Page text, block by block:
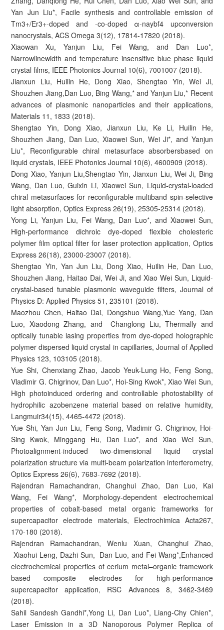
Yan Jun Liu*, Facile synthesis and controllable emission of
Tm3+/Er3+-doped and -co-doped α-naybf4 upconversion
nanocrystals, ACS Omega 3(12), 17814-17820 (2018).
Xiaowan Xu, Yanjun Liu, Fei Wang, and Dan Luo*,
Narrowlinewidth and temperature insensitive blue phase liquid
crystal films, IEEE Photonics Journal 10(6), 7001007 (2018).
Jianxun Liu, Huilin He, Dong Xiao, Shengtao Yin, Wei Ji,
Shouzhen Jiang,Dan Luo, Bing Wang,* and Yanjun Liu,* Recent
advances of plasmonic nanoparticles and their applications,
Materials 11, 1833 (2018).
Shengtao Yin, Dong Xiao, Jianxun Liu, Ke Li, Huilin He,
Shouzhen Jiang, Dan Luo, Xiaowei Sun, Wei Ji*, and Yanjun
Liu*, Reconfigurable chiral metasurface absorbersbased on
liquid crystals, IEEE Photonics Journal 10(6), 4600909 (2018).
Dong Xiao, Yanjun Liu,Shengtao Yin, Jianxun Liu, Wei Ji, Bing
Wang, Dan Luo, Guixin Li, Xiaowei Sun, Liquid-crystal-loaded
chiral metasurfaces for reconfigurable multiband spin-selective
light absorption, Optics Express 26(19), 25305-25314 (2018).
Yong Li, Yanjun Liu, Fei Wang, Dan Luo*, and Xiaowei Sun,
High-performance dichroic dye-doped flexible cholesteric
polymer film optical filter for laser protection application, Optics
Express 26(18), 23000-23007 (2018).
Shengtao Yin, Yan Jun Liu, Dong Xiao, Huilin He, Dan Luo,
Shouzhen Jiang, Haitao Dai, Wei Ji, and Xiao Wei Sun, Liquid-
crystal-based tunable plasmonic waveguide filters, Journal of
Physics D: Applied Physics 51, 235101 (2018).
Maozhou Chen, Haitao Dai, Dongshuo Wang,Yue Yang, Dan
Luo, Xiaodong Zhang, and Changlong Liu, Thermally and
optically tunable lasing properties from dye-doped holographic
polymer dispersed liquid crystal in capillaries, Journal of Applied
Physics 123, 103105 (2018).
Yue Shi, Chenxiang Zhao, Jacob Yeuk-Lung Ho, Feng Song,
Vladimir G. Chigrinov, Dan Luo*, Hoi-Sing Kwok*, Xiao Wei Sun,
High photoinduced ordering and controllable photostability of
hydrophilic azobenzene material based on relative humidity,
Langmuir34(15), 4465-4472 (2018).
Yue Shi, Yan Jun Liu, Feng Song, Vladimir G. Chigrinov, Hoi-
Sing Kwok, Minggang Hu, Dan Luo*, and Xiao Wei Sun,
Photoalignment-induced two-dimensional liquid crystal
polarization structure via multi-beam polarization interferometry,
Optics Express 26(6), 7683-7692 (2018).
Rajendran Ramachandran, Changhui Zhao, Dan Luo, Kai
Wang, Fei Wang*, Morphology-dependent electrochemical
properties of cobalt-based metal organic frameworks for
supercapacitor electrode materials, Electrochimica Acta267,
170-180 (2018).
Rajendran Ramachandran, Wenlu Xuan, Changhui Zhao,
Xiaohui Leng, Dazhi Sun, Dan Luo, and Fei Wang*,Enhanced
electrochemical properties of cerium metal–organic framework
based composite electrodes for high-performance
supercapacitor application, RSC Advances 8, 3462-3469
(2018).
Sahil Sandesh Gandhi*,Yong Li, Dan Luo*, Liang-Chy Chien*,
Laser Emission in a 3D Nanoporous Polymer Replica of